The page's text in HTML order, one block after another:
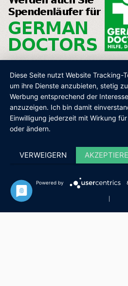
AGB IMPRESSUM
Diese Seite nutzt Website Tracking-
um ihre Dienste anzubieten, stetig
Werbung entsprechend der
anzuzeigen. Ich bin damit
Einwilligung jederzeit mit Wirkung
oder ändern.
VERWEIGERN
Powered by